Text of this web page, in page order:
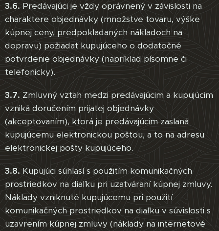
3.6. Predávajúci je vždy oprávnený v závislosti na
charaktere objednávky (množstve tovaru, výške
kúpnej ceny, predpokladaných nákladoch na
dopravu) požiadať kupujúceho o dodatočné
potvrdenie objednávky (napríklad písomne či
telefonicky).
3.7. Zmluvný vzťah medzi predávajúcim a kupujúcim
vzniká doručením prijatej objednávky
(akceptovaním), ktorá je predávajúcim zaslaná
kupujúcemu elektronickou poštou, a to na adresu
elektronickej pošty kupujúceho.
3.8. Kupujúci súhlasí s použitím komunikačných
prostriedkov na diaľku pri uzatváraní kúpnej zmluvy.
Náklady vzniknuté kupujúcemu pri použití
komunikačných prostriedkov na diaľku v súvislosti s
uzavrením kúpnej zmluvy (náklady na internetové